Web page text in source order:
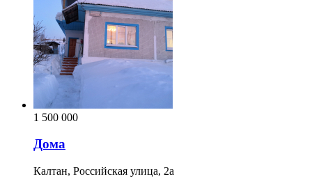
1 500 000
Дома
Калтан, Российская улица, 2а